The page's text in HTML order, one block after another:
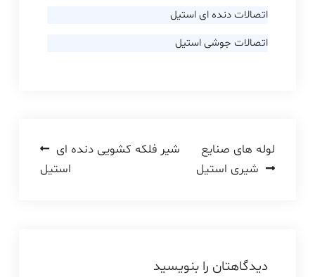
اتصالات دنده ای استیل
اتصالات جوشی استیل
راهبری
نوشته
شیر فلکه کشویی دنده ای
استیل
لوله های صنایع
شیری استیل
دیدگاهتان را بنویسید